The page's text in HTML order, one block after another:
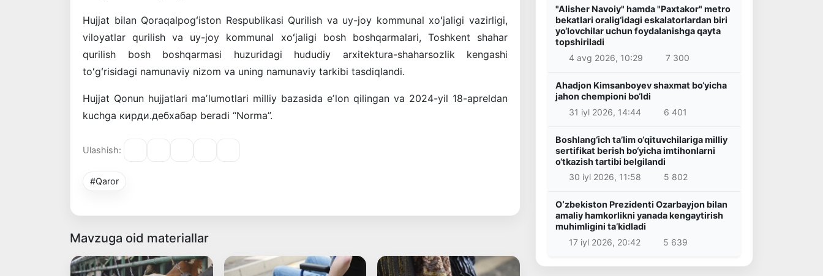
Hujjat bilan Qoraqalpogʻiston Respublikasi Qurilish va uy-joy kommunal xoʻjaligi vazirligi,
viloyatlar qurilish va uy-joy kommunal xoʻjaligi bosh boshqarmalari, Toshkent shahar
qurilish bosh boshqarmasi huzuridagi hududiy arxitektura-shaharsozlik kengashi
toʻgʻrisidagi namunaviy nizom va uning namunaviy tarkibi tasdiqlandi.
Hujjat Qonun hujjatlari maʼlumotlari milliy bazasida eʼlon qilingan va 2024-yil 18-apreldan
kuchga кирди.дебхабар beradi “Norma”.
Ulashish:
#Qaror
Mavzuga oid materiallar
"Alisher Navoiy" hamda "Paxtakor" metro
bekatlari oralig‘idagi eskalatorlardan biri
yo‘lovchilar uchun foydalanishga qayta
topshiriladi
4 avg 2026, 10:29
7 300
Ahadjon Kimsanboyev shaxmat bo‘yicha
jahon chempioni bo‘ldi
31 iyl 2026, 14:44
6 401
Boshlang‘ich ta’lim o‘qituvchilariga milliy
sertifikat berish bo‘yicha imtihonlarni
o‘tkazish tartibi belgilandi
30 iyl 2026, 11:58
5 802
Oʻzbekiston Prezidenti Ozarbayjon bilan
amaliy hamkorlikni yanada kengaytirish
muhimligini taʼkidladi
17 iyl 2026, 20:42
5 639